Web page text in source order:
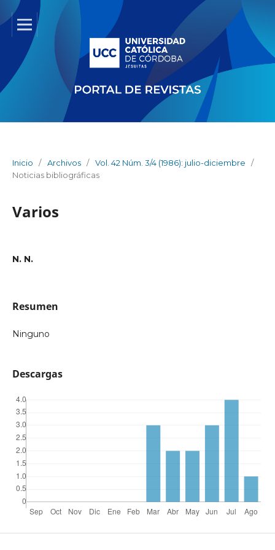
Inicio / Archivos / Vol. 42 Núm. 3/4 (1986): julio-diciembre
/
Noticias bibliográficas
Varios
N. N.
Resumen
Ninguno
Descargas